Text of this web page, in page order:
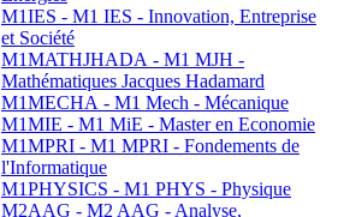
M1IES - M1 IES - Innovation, Entreprise
et Société
M1MATHJHADA - M1 MJH -
Mathématiques Jacques Hadamard
M1MECHA - M1 Mech - Mécanique
M1MIE - M1 MiE - Master en Economie
M1MPRI - M1 MPRI - Fondements de
l'Informatique
M1PHYSICS - M1 PHYS - Physique
M2AAG - M2 AAG - Analyse,